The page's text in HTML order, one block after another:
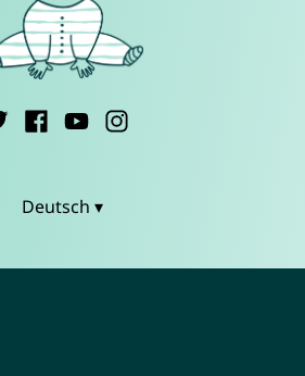
Deutsch ▾